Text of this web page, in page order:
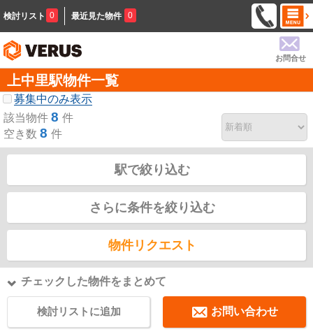
検討リスト 0 最近見た物件 0
お問合せ
上中里駅物件一覧
募集中のみ表示
該当物件 8 件
空き数 8 件
駅で絞り込む
さらに条件を絞り込む
物件リクエスト
チェックした物件をまとめて
検討リストに追加 お問い合わせ